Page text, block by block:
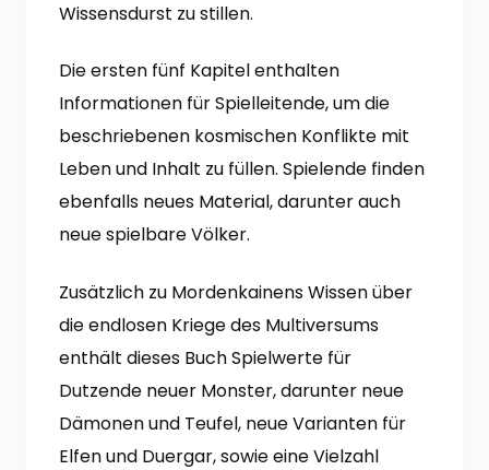
Wissensdurst zu stillen.
Die ersten fünf Kapitel enthalten
Informationen für Spielleitende, um die
beschriebenen kosmischen Konflikte mit
Leben und Inhalt zu füllen. Spielende finden
ebenfalls neues Material, darunter auch
neue spielbare Völker.
Zusätzlich zu Mordenkainens Wissen über
die endlosen Kriege des Multiversums
enthält dieses Buch Spielwerte für
Dutzende neuer Monster, darunter neue
Dämonen und Teufel, neue Varianten für
Elfen und Duergar, sowie eine Vielzahl